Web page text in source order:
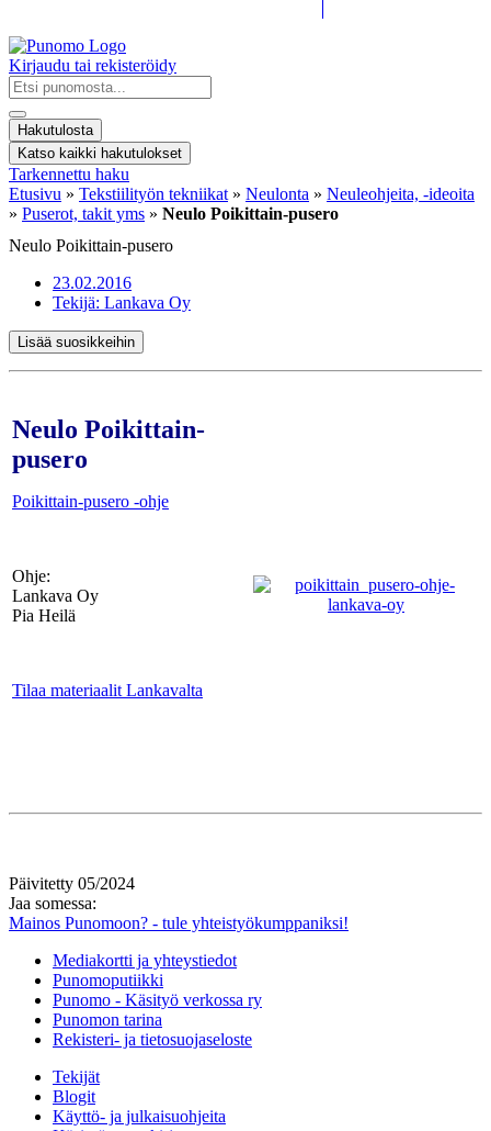
Kirjaudu tai rekisteröidy
Search
...
Hakutulosta
Katso kaikki hakutulokset
Tarkennettu haku
Etusivu » Tekstiilityön tekniikat » Neulonta » Neuleohjeita, -ideoita
» Puserot, takit yms » Neulo Poikittain-pusero
Neulo Poikittain-pusero
23.02.2016
Tekijä: Lankava Oy
Lisää suosikkeihin
Neulo Poikittain-
pusero
Poikittain-pusero -ohje
Ohje:
Lankava Oy
Pia Heilä
Tilaa materiaalit Lankavalta
Päivitetty 05/2024
Jaa somessa:
Mainos Punomoon? - tule yhteistyökumppaniksi!
Mediakortti ja yhteystiedot
Punomoputiikki
Punomo - Käsityö verkossa ry
Punomon tarina
Rekisteri- ja tietosuojaseloste
Tekijät
Blogit
Käyttö- ja julkaisuohjeita